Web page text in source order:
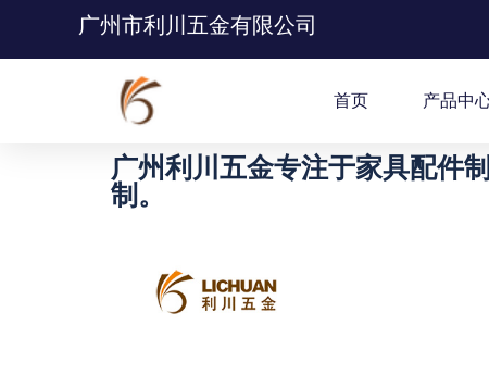
广州市利川五金有限公司
首页 产品中
广州利川五金专注于家具配件
制。